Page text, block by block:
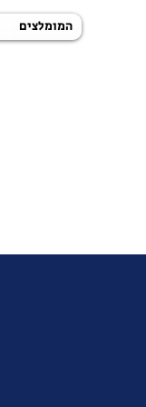
המומלצים